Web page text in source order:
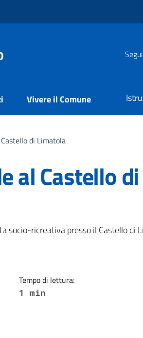
Vivere il Comune
di Limatola
al Castello di
socio-ricreativa presso il Castello di
Tempo di lettura:
1 min